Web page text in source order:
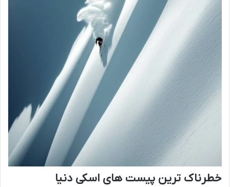
خطرناک ترین پیست های اسکی دنیا